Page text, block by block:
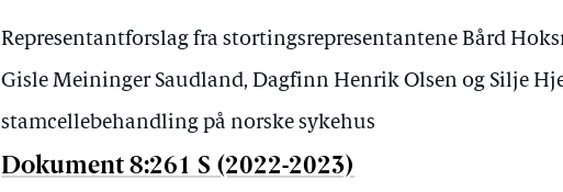
Representantforslag fra stortingsrepresentantene Bård
Gisle Meininger Saudland, Dagfinn Henrik Olsen og Silje
stamcellebehandling på norske sykehus
Dokument 8:261 S (2022-2023)